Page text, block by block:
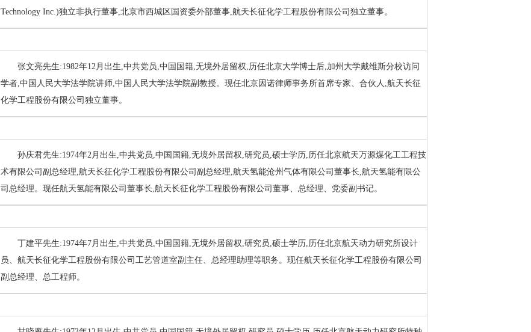
Technology Inc.)独立非执行董事,北京市西城区国资委外部董事,航天长征化学工程股份有限公司独立董事。
张文亮先生:1982年12月出生,中共党员,中国国籍,无境外居留权,历任北京大学博士后,加州大学戴维斯分校访问
学者,中国人民大学法学院讲师,中国人民大学法学院副教授。现任北京因诺律师事务所首席专家、合伙人,航天长征
化学工程股份有限公司独立董事。
孙庆君先生:1974年2月出生,中共党员,中国国籍,无境外居留权,研究员,硕士学历,历任北京航天万源煤化工工程技
术有限公司副总经理,航天长征化学工程股份有限公司副总经理,航天氢能沧州气体有限公司董事长,航天氢能有限公
司总经理。现任航天氢能有限公司董事长,航天长征化学工程股份有限公司董事、总经理、党委副书记。
丁建平先生:1974年7月出生,中共党员,中国国籍,无境外居留权,研究员,硕士学历,历任北京航天动力研究所设计
员、航天长征化学工程股份有限公司工艺管道室副主任、总经理助理等职务。现任航天长征化学工程股份有限公司
副总经理、总工程师。